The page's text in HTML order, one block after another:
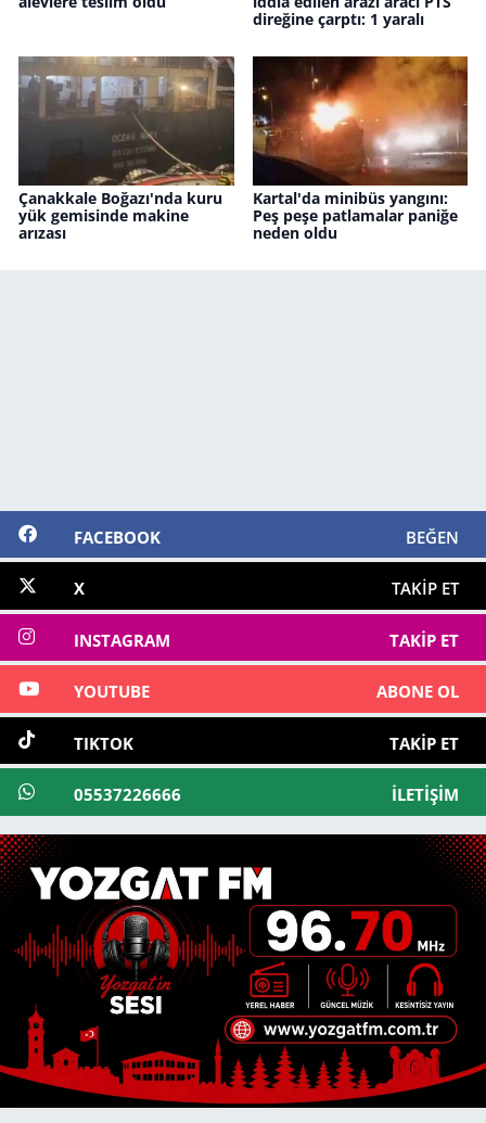
direğine çarptı: 1 yaralı
Çanakkale Boğazı'nda kuru
yük gemisinde makine
arızası
Kartal'da minibüs yangını:
Peş peşe patlamalar paniğe
neden oldu
FACEBOOK BEĞEN
X TAKIP ET
INSTAGRAM TAKIP ET
YOUTUBE ABONE OL
TIKTOK TAKIP ET
05537226666 İLETIŞIM